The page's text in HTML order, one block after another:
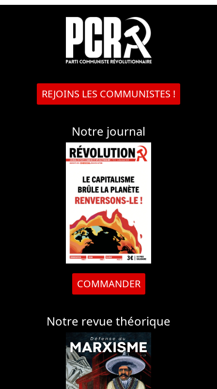
REJOINS LES COMMUNISTES !
Notre journal
COMMANDER
Notre revue théorique